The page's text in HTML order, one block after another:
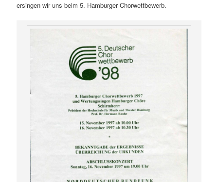
ersingen wir uns beim 5. Hamburger Chorwettbewerb.